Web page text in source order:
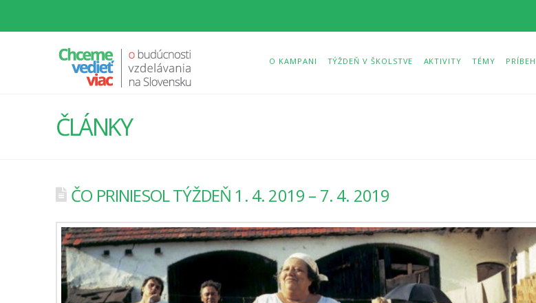
O KAMPANI TÝŽDEŇ V ŠKOLSTVE AKTIVITY TÉMY
ČLÁNKY
ČO PRINIESOL TÝŽDEŇ 1. 4. 2019 – 7. 4. 2019